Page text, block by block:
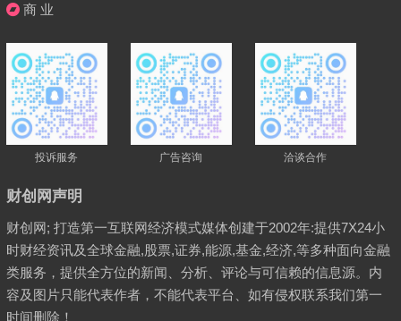
商 业
投诉服务 广告咨询 洽谈合作
财创网声明
财创网; 打造第一互联网经济模式媒体创建于2002年:提供7X24小
时财经资讯及全球金融,股票,证券,能源,基金,经济,等多种面向金融
类服务，提供全方位的新闻、分析、评论与可信赖的信息源。内
容及图片只能代表作者，不能代表平台、如有侵权联系我们第一
时间删除！